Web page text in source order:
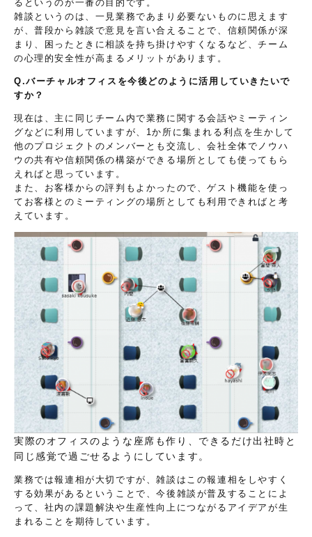
るというのが一番の目的です。
雑談というのは、一見業務であまり必要ないものに思えます
が、普段から雑談で意見を言い合えることで、信頼関係が深
まり、困ったときに相談を持ち掛けやすくなるなど、チーム
の心理的安全性が高まるメリットがあります。
Q.バーチャルオフィスを今後どのように活用していきたいで
すか？
現在は、主に同じチーム内で業務に関する会話やミーティン
グなどに利用していますが、1か所に集まれる利点を生かして
他のプロジェクトのメンバーとも交流し、会社全体でノウハ
ウの共有や信頼関係の構築ができる場所としても使ってもら
えればと思っています。
また、お客様からの評判もよかったので、ゲスト機能を使っ
てお客様とのミーティングの場所としても利用できればと考
えています。
実際のオフィスのような座席も作り、できるだけ出社時と
同じ感覚で過ごせるようにしています。
業務では報連相が大切ですが、雑談はこの報連相をしやすく
する効果があるということで、今後雑談が普及することによ
って、社内の課題解決や生産性向上につながるアイデアが生
まれることを期待しています。